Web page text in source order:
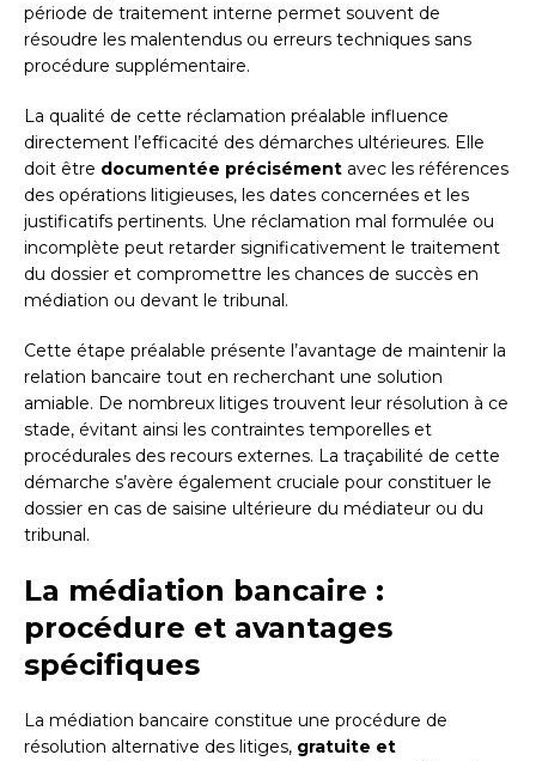
période de traitement interne permet souvent de
résoudre les malentendus ou erreurs techniques sans
procédure supplémentaire.
La qualité de cette réclamation préalable influence
directement l’efficacité des démarches ultérieures. Elle
doit être documentée précisément avec les références
des opérations litigieuses, les dates concernées et les
justificatifs pertinents. Une réclamation mal formulée ou
incomplète peut retarder significativement le traitement
du dossier et compromettre les chances de succès en
médiation ou devant le tribunal.
Cette étape préalable présente l’avantage de maintenir la
relation bancaire tout en recherchant une solution
amiable. De nombreux litiges trouvent leur résolution à ce
stade, évitant ainsi les contraintes temporelles et
procédurales des recours externes. La traçabilité de cette
démarche s’avère également cruciale pour constituer le
dossier en cas de saisine ultérieure du médiateur ou du
tribunal.
La médiation bancaire :
procédure et avantages
spécifiques
La médiation bancaire constitue une procédure de
résolution alternative des litiges, gratuite et